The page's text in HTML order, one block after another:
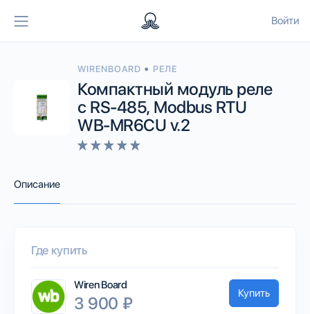
Войти
WIRENBOARD • РЕЛЕ
Компактный модуль реле
с RS-485, Modbus RTU
WB-MR6CU v.2
Описание
Где купить
Wiren Board
3 900 ₽ Купить